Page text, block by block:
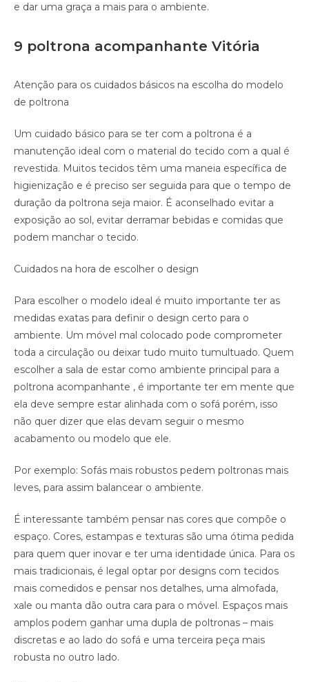
e dar uma graça a mais para o ambiente.
9 poltrona acompanhante Vitória
Atenção para os cuidados básicos na escolha do modelo
de poltrona
Um cuidado básico para se ter com a poltrona é a
manutenção ideal com o material do tecido com a qual é
revestida. Muitos tecidos têm uma maneia específica de
higienização e é preciso ser seguida para que o tempo de
duração da poltrona seja maior. É aconselhado evitar a
exposição ao sol, evitar derramar bebidas e comidas que
podem manchar o tecido.
Cuidados na hora de escolher o design
Para escolher o modelo ideal é muito importante ter as
medidas exatas para definir o design certo para o
ambiente. Um móvel mal colocado pode comprometer
toda a circulação ou deixar tudo muito tumultuado. Quem
escolher a sala de estar como ambiente principal para a
poltrona acompanhante , é importante ter em mente que
ela deve sempre estar alinhada com o sofá porém, isso
não quer dizer que elas devam seguir o mesmo
acabamento ou modelo que ele.
Por exemplo: Sofás mais robustos pedem poltronas mais
leves, para assim balancear o ambiente.
É interessante também pensar nas cores que compõe o
espaço. Cores, estampas e texturas são uma ótima pedida
para quem quer inovar e ter uma identidade única. Para os
mais tradicionais, é legal optar por designs com tecidos
mais comedidos e pensar nos detalhes, uma almofada,
xale ou manta dão outra cara para o móvel. Espaços mais
amplos podem ganhar uma dupla de poltronas – mais
discretas e ao lado do sofá e uma terceira peça mais
robusta no outro lado.